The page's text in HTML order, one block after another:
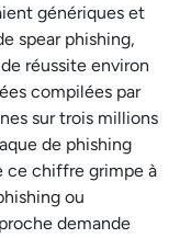
génériques et
spear phishing,
réussite environ
compilées par
sur trois millions
de phishing
ce chiffre grimpe à
ou
demande